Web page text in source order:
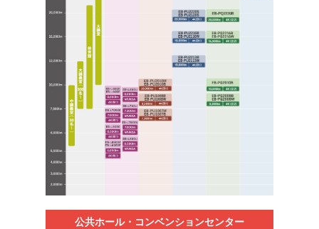
公共ホール・コンベンションセンター